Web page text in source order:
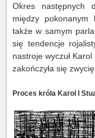
Okres następnych
między
także w samym
się tendencje
nastroje wyczuł
zakończyła się
Proces króla Karol I